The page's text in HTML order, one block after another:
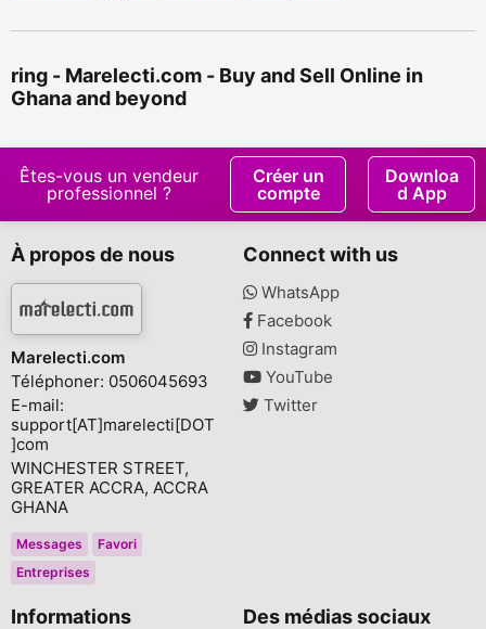
ring - Marelecti.com - Buy and Sell Online in
Ghana and beyond
Êtes-vous un vendeur
professionnel ?
Créer un
compte
Downloa
d App
À propos de nous
Marelecti.com
Téléphoner: 0506045693
E-mail:
support[AT]marelecti[DOT
]com
WINCHESTER STREET,
GREATER ACCRA, ACCRA
GHANA
Messages
Favori
Entreprises
Connect with us
WhatsApp
Facebook
Instagram
YouTube
Twitter
Informations Des médias sociaux